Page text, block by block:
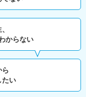
からない
ら
たい